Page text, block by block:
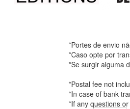
*Portes de envio
*Caso opte por
*Se surgir alguma
*Postal fee not
*In case of bank
*If any questions